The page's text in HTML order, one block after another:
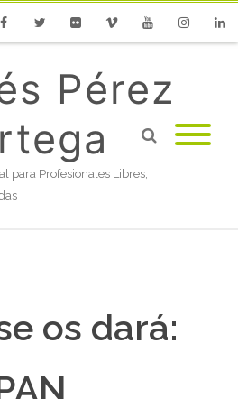
Pérez
para Profesionales Libres,
os dará: